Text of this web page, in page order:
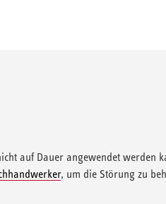
auf Dauer angewendet
, um die Störung zu